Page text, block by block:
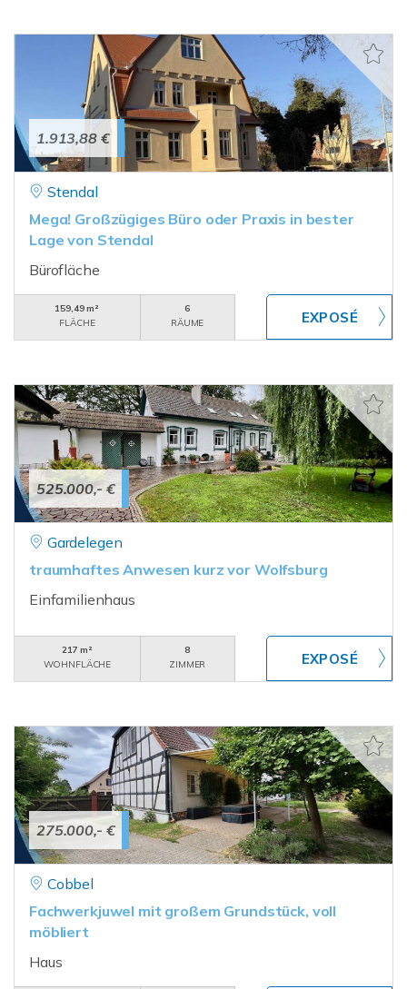
1.913,88 €
Stendal
Mega! Großzügiges Büro oder Praxis in bester
Lage von Stendal
Bürofläche
159,49 m²
FLÄCHE
6
RÄUME
525.000,- €
Gardelegen
traumhaftes Anwesen kurz vor Wolfsburg
Einfamilienhaus
217 m²
WOHNFLÄCHE
8
ZIMMER
275.000,- €
Cobbel
Fachwerkjuwel mit großem Grundstück, voll
möbliert
Haus